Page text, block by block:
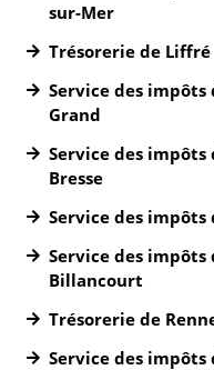
sur-Mer
Trésorerie de Liffré
Service des impôts
Grand
Service des impôts
Bresse
Service des
Service des impôts
Billancourt
Trésorerie de
Service des